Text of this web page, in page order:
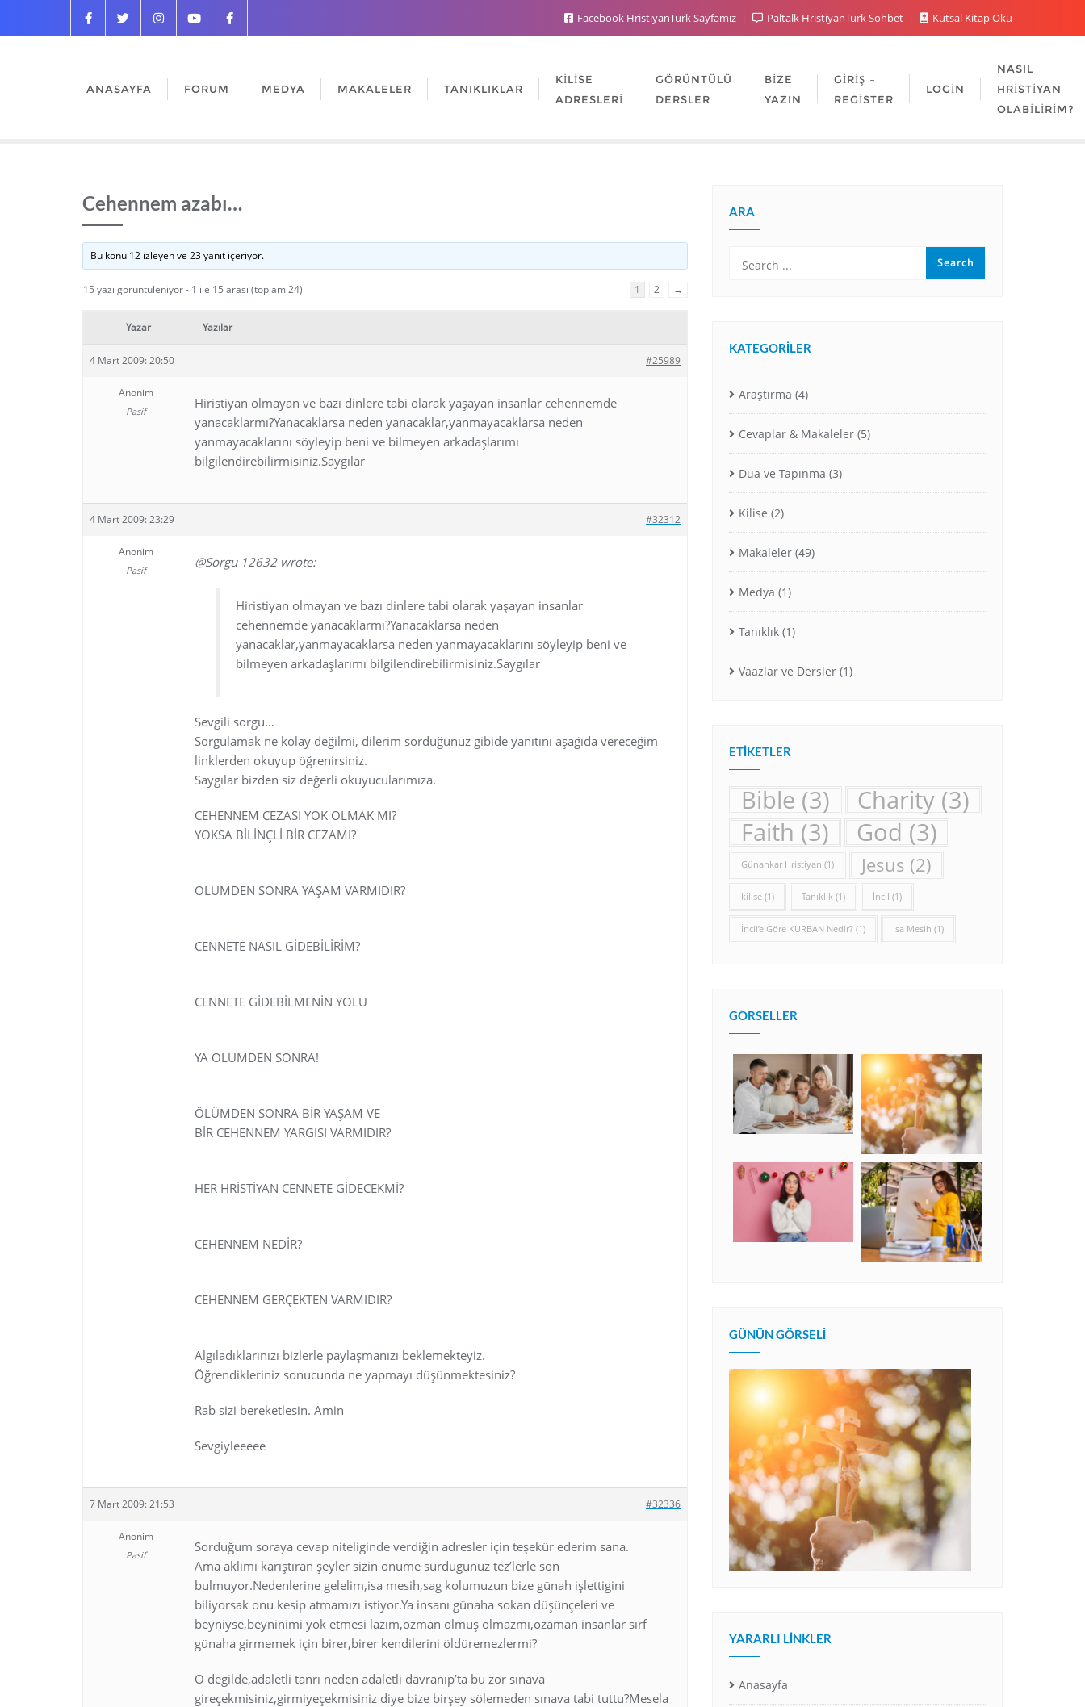
Facebook HristiyanTürk Sayfamız Paltalk HristiyanTurk Sohbet Kutsal Kitap Oku
ANASAYFA FORUM MEDYA MAKALELER TANIKLIKLAR
KILISE
ADRESLERI
GÖRÜNTÜLÜ
DERSLER
BIZE
YAZIN
GIRIŞ –
REGISTER
LOGIN
NASIL
HRISTIYAN
OLABILIRIM?
Cehennem azabı…
Bu konu 12 izleyen ve 23 yanıt içeriyor.
15 yazı görüntüleniyor - 1 ile 15 arası (toplam 24) 1 2 →
Yazar Yazılar
4 Mart 2009: 20:50 #25989
Anonim
Pasif
Hiristiyan olmayan ve bazı dinlere tabi olarak yaşayan insanlar cehennemde
yanacaklarmı?Yanacaklarsa neden yanacaklar,yanmayacaklarsa neden
yanmayacaklarını söyleyip beni ve bilmeyen arkadaşlarımı
bilgilendirebilirmisiniz.Saygılar
4 Mart 2009: 23:29 #32312
Anonim
Pasif
@Sorgu 12632 wrote:
Hiristiyan olmayan ve bazı dinlere tabi olarak yaşayan insanlar
cehennemde yanacaklarmı?Yanacaklarsa neden
yanacaklar,yanmayacaklarsa neden yanmayacaklarını söyleyip beni ve
bilmeyen arkadaşlarımı bilgilendirebilirmisiniz.Saygılar
Sevgili sorgu…
Sorgulamak ne kolay değilmi, dilerim sorduğunuz gibide yanıtını aşağıda vereceğim
linklerden okuyup öğrenirsiniz.
Saygılar bizden siz değerli okuyucularımıza.
CEHENNEM CEZASI YOK OLMAK MI?
YOKSA BİLİNÇLİ BİR CEZAMI?
ÖLÜMDEN SONRA YAŞAM VARMIDIR?
CENNETE NASIL GİDEBİLİRİM?
CENNETE GİDEBİLMENİN YOLU
YA ÖLÜMDEN SONRA!
ÖLÜMDEN SONRA BİR YAŞAM VE
BİR CEHENNEM YARGISI VARMIDIR?
HER HRİSTİYAN CENNETE GİDECEKMİ?
CEHENNEM NEDİR?
CEHENNEM GERÇEKTEN VARMIDIR?
Algıladıklarınızı bizlerle paylaşmanızı beklemekteyiz.
Öğrendikleriniz sonucunda ne yapmayı düşünmektesiniz?
Rab sizi bereketlesin. Amin
Sevgiyleeeee
7 Mart 2009: 21:53 #32336
Anonim
Pasif
Sorduğum soraya cevap niteliginde verdiğin adresler için teşekür ederim sana.
Ama aklımı karıştıran şeyler sizin önüme sürdügünüz tez’lerle son
bulmuyor.Nedenlerine gelelim,isa mesih,sag kolumuzun bize günah işlettigini
biliyorsak onu kesip atmamızı istiyor.Ya insanı günaha sokan düşünçeleri ve
beyniyse,beyninimi yok etmesi lazım,ozman ölmüş olmazmı,ozaman insanlar sırf
günaha girmemek için birer,birer kendilerini öldüremezlermi?
O degilde,adaletli tanrı neden adaletli davranıp’ta bu zor sınava
gireçekmisiniz,girmiyeçekmisiniz diye bize birşey sölemeden sınava tabi tuttu?Mesela
ARA
KATEGORILER
Araştırma (4)
Cevaplar & Makaleler (5)
Dua ve Tapınma (3)
Kilise (2)
Makaleler (49)
Medya (1)
Tanıklık (1)
Vaazlar ve Dersler (1)
ETIKETLER
Bible (3) Charity (3)
Faith (3) God (3)
Günahkar Hristiyan (1) Jesus (2)
kilise (1) Tanıklık (1) İncil (1)
İncil’e Göre KURBAN Nedir? (1) İsa Mesih (1)
GÖRSELLER
GÜNÜN GÖRSELI
YARARLI LINKLER
Anasayfa